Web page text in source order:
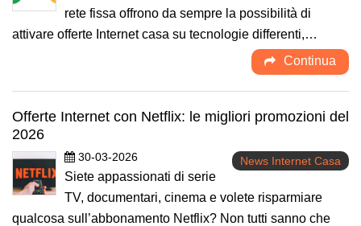
rete fissa offrono da sempre la possibilità di
attivare offerte Internet casa su tecnologie differenti,…
Continua
Offerte Internet con Netflix: le migliori promozioni del
2026
30-03-2026 News Internet Casa
Siete appassionati di serie
TV, documentari, cinema e volete risparmiare
qualcosa sull’abbonamento Netflix? Non tutti sanno che